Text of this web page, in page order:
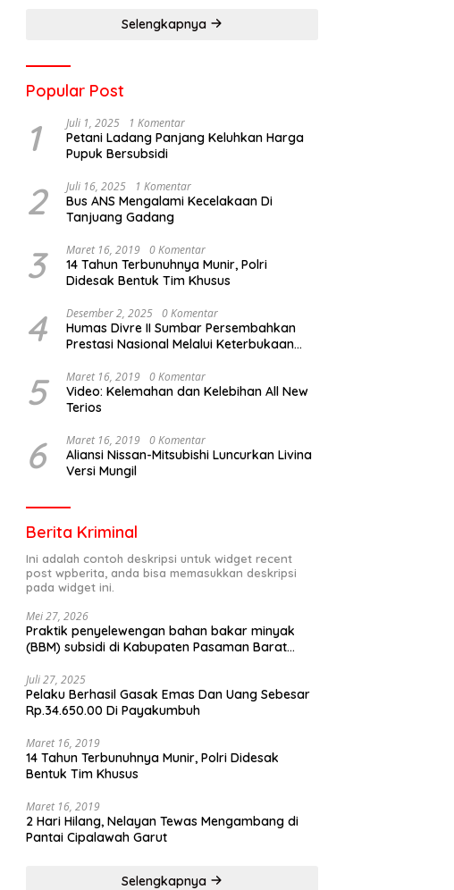
Selengkapnya
Popular Post
1 Juli 1, 2025 1 Komentar
Petani Ladang Panjang Keluhkan Harga
Pupuk Bersubsidi
2 Juli 16, 2025 1 Komentar
Bus ANS Mengalami Kecelakaan Di
Tanjuang Gadang
3 Maret 16, 2019 0 Komentar
14 Tahun Terbunuhnya Munir, Polri
Didesak Bentuk Tim Khusus
4 Desember 2, 2025 0 Komentar
Humas Divre II Sumbar Persembahkan
Prestasi Nasional Melalui Keterbukaan
5 Maret 16, 2019 0 Komentar
Video: Kelemahan dan Kelebihan All New
Terios
6 Maret 16, 2019 0 Komentar
Aliansi Nissan-Mitsubishi Luncurkan Livina
Versi Mungil
Berita Kriminal
Ini adalah contoh deskripsi untuk widget recent
post wpberita, anda bisa memasukkan deskripsi
pada widget ini.
Mei 27, 2026
Praktik penyelewengan bahan bakar minyak
(BBM) subsidi di Kabupaten Pasaman Barat
Juli 27, 2025
Pelaku Berhasil Gasak Emas Dan Uang Sebesar
Rp.34.650.00 Di Payakumbuh
Maret 16, 2019
14 Tahun Terbunuhnya Munir, Polri Didesak
Bentuk Tim Khusus
Maret 16, 2019
2 Hari Hilang, Nelayan Tewas Mengambang di
Pantai Cipalawah Garut
Selengkapnya